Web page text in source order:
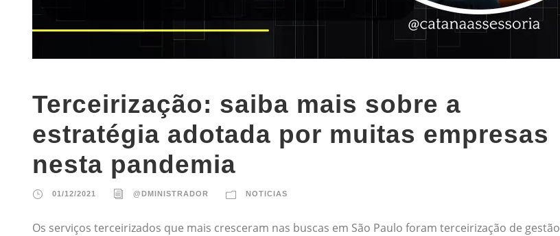
Terceirização: saiba mais sobre a
estratégia adotada por muitas empresas
nesta pandemia
01/12/2021 @DMINISTRADOR NOTICIAS
Os serviços terceirizados que mais cresceram nas buscas em São Paulo foram terceirização de gestão